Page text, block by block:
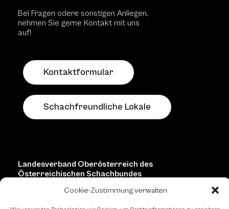
Cookie-Zustimmung verwalten
Bei Fragen odere sonstigen Anliegen,
nehmen Sie gerne Kontakt mit uns
auf!
Kontaktformular
Schachfreundliche Lokale
Landesverband Oberösterreich des
Österreichischen Schachbundes
Kornstraße 7A